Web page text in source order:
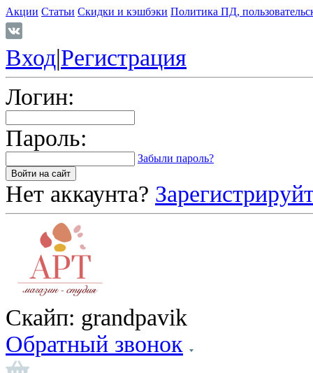
Акции Статьи Скидки и кэшбэки Политика ПД,
Вход|Регистрация
Логин:
Пароль:
Забыли пароль?
Нет аккаунта?
Скайп: grandpavik
Обратный звонок